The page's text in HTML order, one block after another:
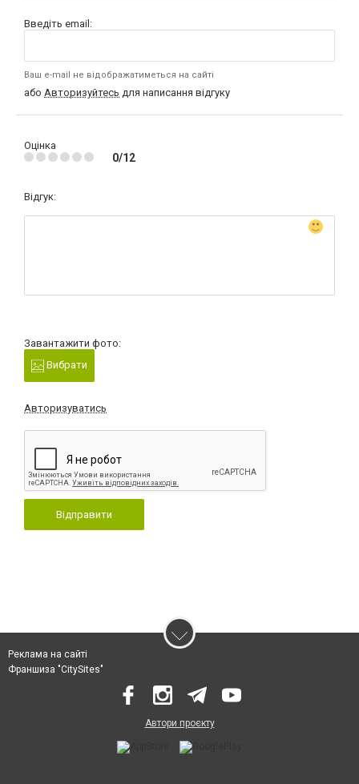
Введіть email:
Ваш e-mail не відображатиметься на сайті
або Авторизуйтесь для написання відгуку
Оцінка
0/12
Відгук:
Завантажити фото:
Вибрати
Авторизуватись
Відправити
Реклама на сайті
Франшиза "CitySites"
Автори проєкту